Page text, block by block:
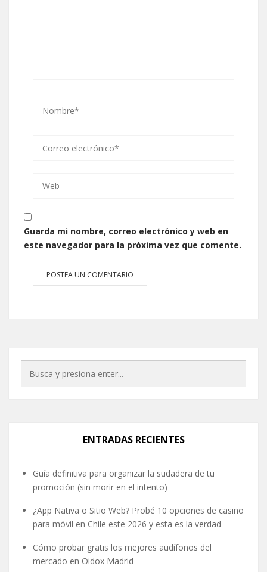
Guarda mi nombre, correo electrónico y web en
este navegador para la próxima vez que comente.
ENTRADAS RECIENTES
Guía definitiva para organizar la sudadera de tu
promoción (sin morir en el intento)
¿App Nativa o Sitio Web? Probé 10 opciones de casino
para móvil en Chile este 2026 y esta es la verdad
Cómo probar gratis los mejores audífonos del
mercado en Oidox Madrid